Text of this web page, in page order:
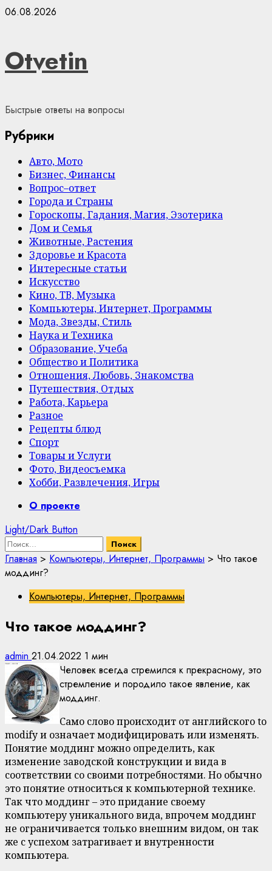
Skip
06.08.2026
Otvetin
Быстрые ответы на вопросы
Рубрики
Авто, Мото
Бизнес, Финансы
Вопрос–ответ
Города и Страны
Гороскопы, Гадания, Магия, Эзотерика
Дом и Семья
Животные, Растения
Здоровье и Красота
Интересные статьи
Искусство
Кино, ТВ, Музыка
Компьютеры, Интернет, Программы
Мода, Звезды, Стиль
Наука и Техника
Образование, Учеба
Общество и Политика
Отношения, Любовь, Знакомства
Путешествия, Отдых
Работа, Карьера
Разное
Рецепты блюд
Спорт
Товары и Услуги
Фото, Видеосъемка
Хобби, Развлечения, Игры
PrimaryО проекте
Light/Dark Button
Найти:
Главная > Компьютеры, Интернет, Программы > Что такое
моддинг?
Компьютеры, Интернет, Программы
Что такое моддинг?
admin 21.04.2022 1 мин
Человек всегда стремился к прекрасному, это
стремление и породило такое явление, как
моддинг.
Само слово происходит от английского to
modify и означает модифицировать или изменять.
Понятие моддинг можно определить, как
изменение заводской конструкции и вида в
соответствии со своими потребностями. Но обычно
это понятие относиться к компьютерной технике.
Так что моддинг – это придание своему
компьютеру уникального вида, впрочем моддинг
не ограничивается только внешним видом, он так
же с успехом затрагивает и внутренности
компьютера.